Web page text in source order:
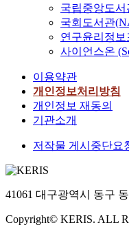
국립중앙도
국회도서관
연구윤리정보
사이언스온
이용약관
개인정보처리방침
개인정보 재동의
기관소개
저작물 게시중단요
41061 대구광역시 동구
Copyright© KERIS. ALL